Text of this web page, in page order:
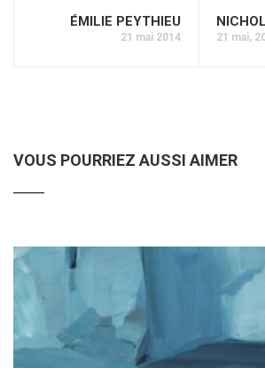
ÉMILIE PEYTHIEU
21 mai 2014 21 mai,
VOUS POURRIEZ AUSSI AIMER